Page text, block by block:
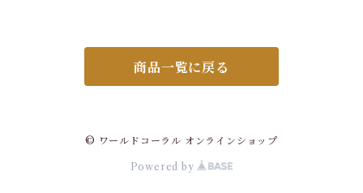
商品一覧に戻る
© ワールドコーラル オンラインショップ
Powered by